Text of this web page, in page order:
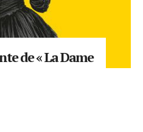
de « La Dame